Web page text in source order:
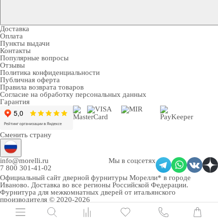
Доставка
Оплата
Пункты выдачи
Контакты
Популярные вопросы
Отзывы
Политика конфиденциальности
Публичная оферта
Правила возврата товаров
Согласие на обработку персональных данных
Гарантия
Сменить страну
info@morelli.ru
7 800 301-41-02
Мы в соцсетях
Официальный сайт дверной фурнитуры Морелли* в городе
Иваново. Доставка во все регионы Российской Федерации.
Фурнитура для межкомнатных дверей от итальянского
производителя © 2020-2026